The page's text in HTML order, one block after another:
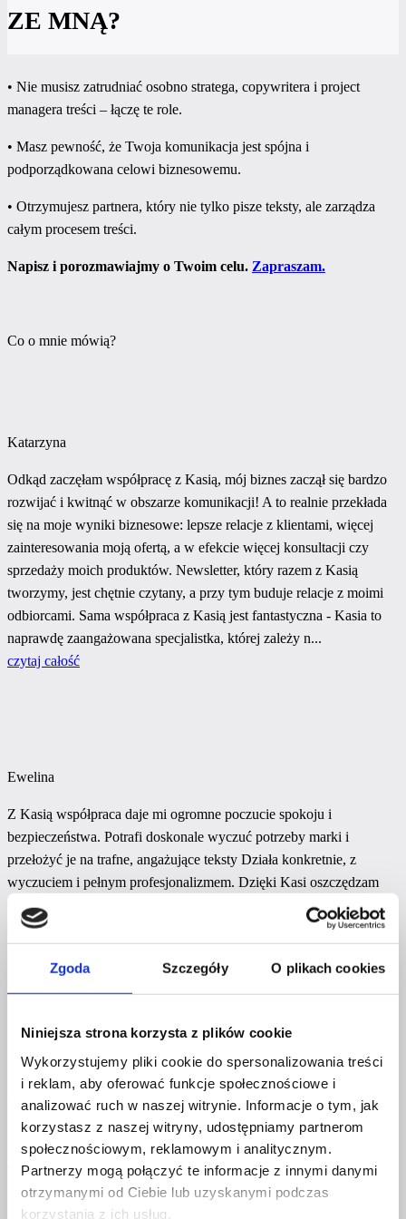
Zgoda Szczegóły O plikach cookies
Niniejsza strona korzysta z plików cookie
Wykorzystujemy pliki cookie do spersonalizowania treści
i reklam, aby oferować funkcje społecznościowe i
analizować ruch w naszej witrynie. Informacje o tym, jak
korzystasz z naszej witryny, udostępniamy partnerom
społecznościowym, reklamowym i analitycznym.
Partnerzy mogą połączyć te informacje z innymi danymi
otrzymanymi od Ciebie lub uzyskanymi podczas
korzystania z ich usług.
ZE MNĄ?
• Nie musisz zatrudniać osobno stratega, copywritera i project
managera treści – łączę te role.
• Masz pewność, że Twoja komunikacja jest spójna i
podporządkowana celowi biznesowemu.
• Otrzymujesz partnera, który nie tylko pisze teksty, ale zarządza
całym procesem treści.
Napisz i porozmawiajmy o Twoim celu. Zapraszam.
Co o mnie mówią?
Katarzyna
Odkąd zaczęłam współpracę z Kasią, mój biznes zaczął się bardzo
rozwijać i kwitnąć w obszarze komunikacji! A to realnie przekłada
się na moje wyniki biznesowe: lepsze relacje z klientami, więcej
zainteresowania moją ofertą, a w efekcie więcej konsultacji czy
sprzedaży moich produktów. Newsletter, który razem z Kasią
tworzymy, jest chętnie czytany, a przy tym buduje relacje z moimi
odbiorcami. Sama współpraca z Kasią jest fantastyczna - Kasia to
naprawdę zaangażowana specjalistka, której zależy n...
czytaj całość
Ewelina
Z Kasią współpraca daje mi ogromne poczucie spokoju i
bezpieczeństwa. Potrafi doskonale wyczuć potrzeby marki i
przełożyć je na trafne, angażujące teksty Działa konkretnie, z
wyczuciem i pełnym profesjonalizmem. Dzięki Kasi oszczędzam
czas i mam pewność, że wszystko jest dopracowane w
najmniejszym detalu. Zdecydowanie polecam!
Magdalena
Kasia już od dłuższego czasu jest częścią szpilkowego zespołu.
Współpraca od samego początku przebiegała fantastycznie, bo
Kasia angażuje się całą sobą wykorzystując wiedzę z różnych
obszarów. Nasza komunikacja jest spójna na wszystkich kanałach.
Treści, które znajdziesz na tej stronie opracowywała, dopieszczała
również Kasia - Twórca Treści :)